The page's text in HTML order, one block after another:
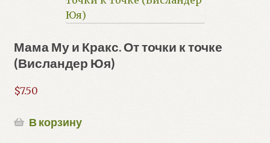
Мама Му и Кракс. От точки к точке
(Висландер Юя)
$7.50
В корзину